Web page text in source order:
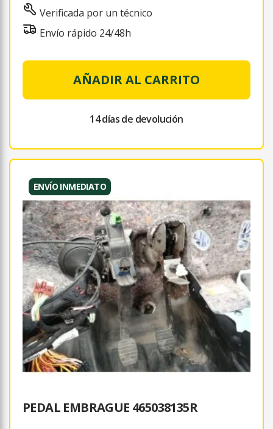
Verificada por un técnico
Envío rápido 24/48h
AÑADIR AL CARRITO
14 días de devolución
ENVÍO INMEDIATO
PEDAL EMBRAGUE 465038135R